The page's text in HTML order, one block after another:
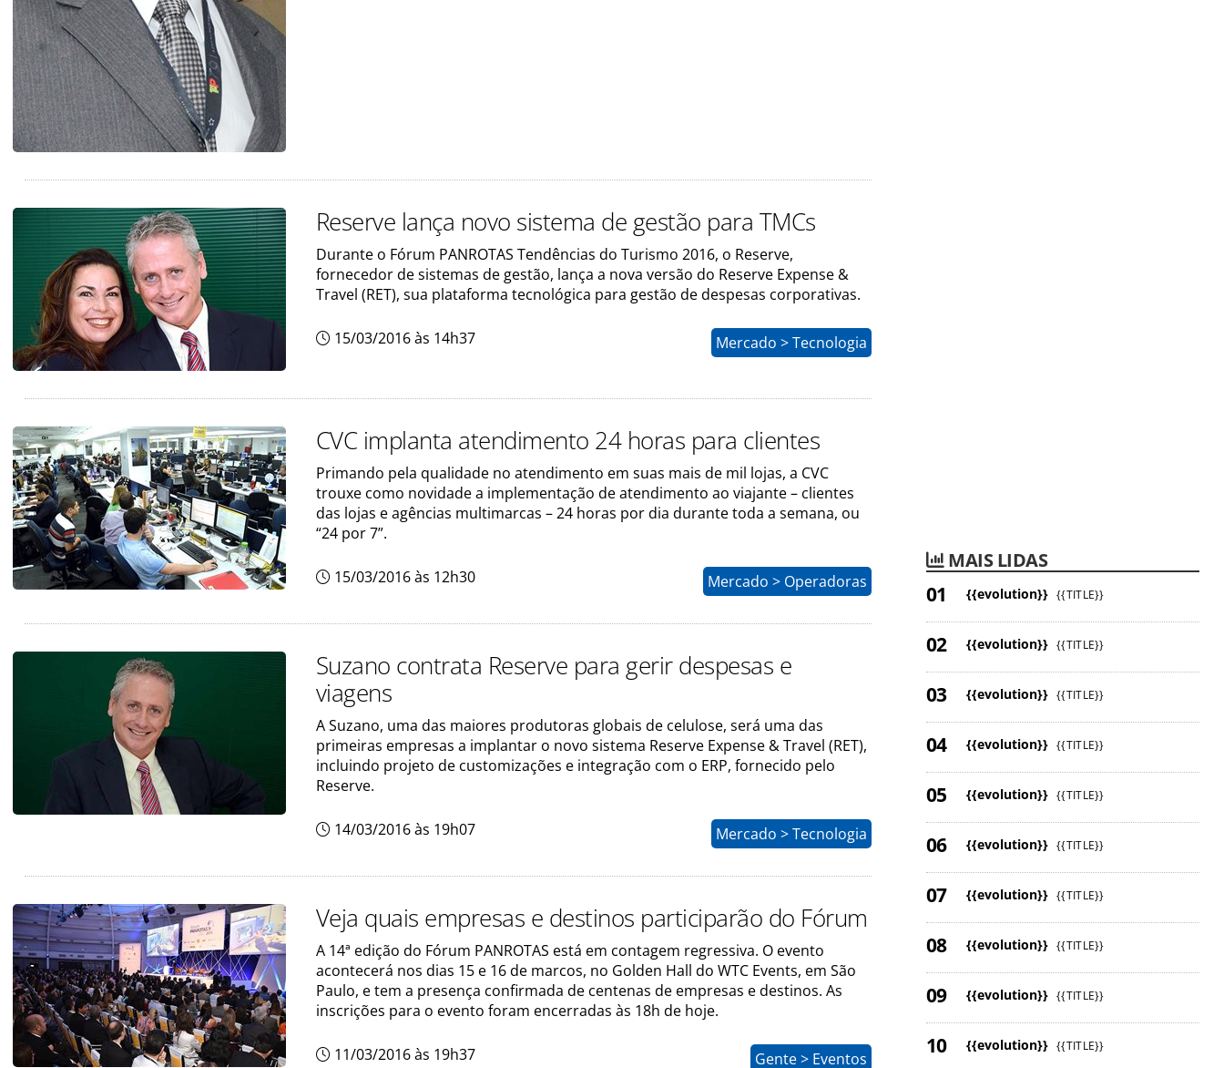
Reserve lança novo sistema de gestão para TMCs
Durante o Fórum PANROTAS Tendências do Turismo 2016, o Reserve,
fornecedor de sistemas de gestão, lança a nova versão do Reserve Expense &
Travel (RET), sua plataforma tecnológica para gestão de despesas corporativas.
15/03/2016 às 14h37 Mercado > Tecnologia
CVC implanta atendimento 24 horas para clientes
Primando pela qualidade no atendimento em suas mais de mil lojas, a CVC
trouxe como novidade a implementação de atendimento ao viajante – clientes
das lojas e agências multimarcas – 24 horas por dia durante toda a semana, ou
“24 por 7”.
15/03/2016 às 12h30 Mercado > Operadoras
Suzano contrata Reserve para gerir despesas e
viagens
A Suzano, uma das maiores produtoras globais de celulose, será uma das
primeiras empresas a implantar o novo sistema Reserve Expense & Travel (RET),
incluindo projeto de customizações e integração com o ERP, fornecido pelo
Reserve.
14/03/2016 às 19h07 Mercado > Tecnologia
Veja quais empresas e destinos participarão do Fórum
A 14ª edição do Fórum PANROTAS está em contagem regressiva. O evento
acontecerá nos dias 15 e 16 de marcos, no Golden Hall do WTC Events, em São
Paulo, e tem a presença confirmada de centenas de empresas e destinos. As
inscrições para o evento foram encerradas às 18h de hoje.
11/03/2016 às 19h37 Gente > Eventos
MAIS LIDAS
{{evolution}} {{TITLE}}
{{evolution}} {{TITLE}}
{{evolution}} {{TITLE}}
{{evolution}} {{TITLE}}
{{evolution}} {{TITLE}}
{{evolution}} {{TITLE}}
{{evolution}} {{TITLE}}
{{evolution}} {{TITLE}}
{{evolution}} {{TITLE}}
{{evolution}} {{TITLE}}